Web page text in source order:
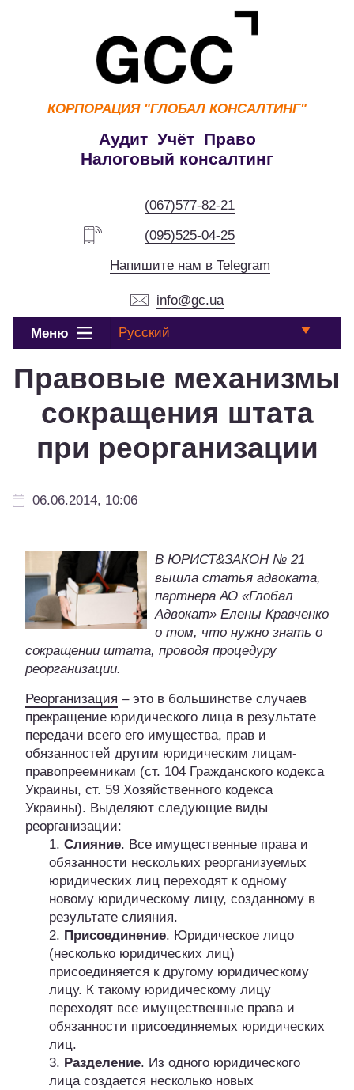
КОРПОРАЦИЯ "ГЛОБАЛ КОНСАЛТИНГ"
Аудит Учёт Право
Налоговый консалтинг
(067)577-82-21
(095)525-04-25
Напишите нам в Telegram
info@gc.ua
Меню Русский
Правовые механизмы
сокращения штата
при реорганизации
06.06.2014, 10:06
В ЮРИСТ&ЗАКОН № 21
вышла статья адвоката,
партнера АО «Глобал
Адвокат» Елены Кравченко
о том, что нужно знать о
сокращении штата, проводя процедуру
реорганизации.
Реорганизация – это в большинстве случаев
прекращение юридического лица в результате
передачи всего его имущества, прав и
обязанностей другим юридическим лицам-
правопреемникам (ст. 104 Гражданского кодекса
Украины, ст. 59 Хозяйственного кодекса
Украины). Выделяют следующие виды
реорганизации:
1. Слияние. Все имущественные права и
обязанности нескольких реорганизуемых
юридических лиц переходят к одному
новому юридическому лицу, созданному в
результате слияния.
2. Присоединение. Юридическое лицо
(несколько юридических лиц)
присоединяется к другому юридическому
лицу. К такому юридическому лицу
переходят все имущественные права и
обязанности присоединяемых юридических
лиц.
3. Разделение. Из одного юридического
лица создается несколько новых